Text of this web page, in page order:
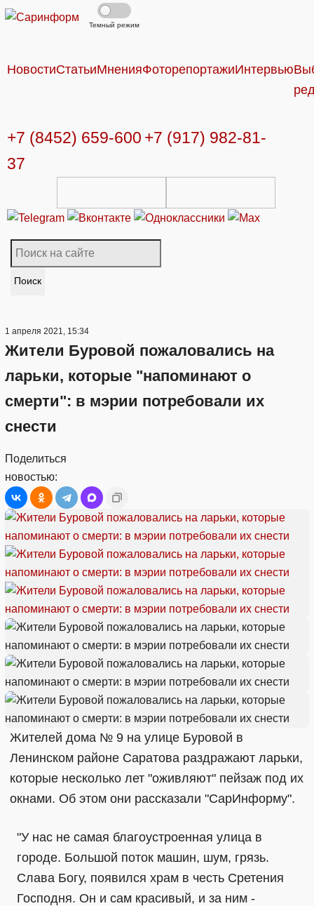
Темный режим
НовостиСтатьиМненияФоторепортажиИнтервью
+7 (8452) 659-600 +7 (917) 982-81-
37
Поиск
1 апреля 2021, 15:34
Жители Буровой пожаловались на
ларьки, которые "напоминают о
смерти": в мэрии потребовали их
снести
Поделиться
новостью:
Жителей дома № 9 на улице Буровой в
Ленинском районе Саратова раздражают ларьки,
которые несколько лет "оживляют" пейзаж под их
окнами. Об этом они рассказали "СарИнформу".
"У нас не самая благоустроенная улица в
городе. Большой поток машин, шум, грязь.
Слава Богу, появился храм в честь Сретения
Господня. Он и сам красивый, и за ним -